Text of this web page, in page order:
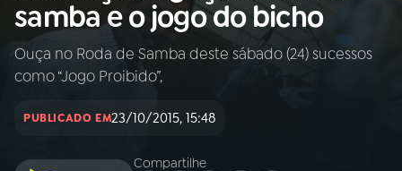
Rádio
Nacional
Buscar
samba e o jogo do bicho
Ouça no Roda de Samba deste sábado (24) sucessos
como “Jogo Proibido”,
PUBLICADO EM23/10/2015, 15:48
Compartilhe